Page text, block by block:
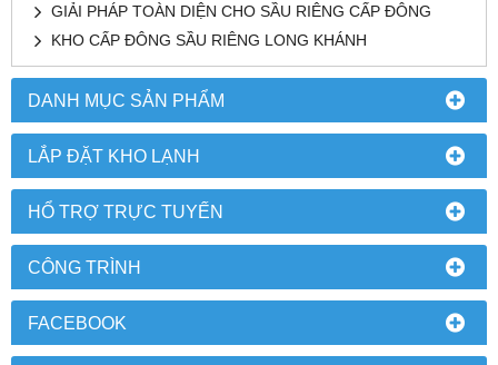
DANH MỤC SẢN PHẨM
LẮP ĐẶT KHO LẠNH
HỔ TRỢ TRỰC TUYẾN
CÔNG TRÌNH
FACEBOOK
GIẢI PHÁP TOÀN DIỆN CHO SẦU RIÊNG CẤP ĐÔNG
KHO CẤP ĐÔNG SẦU RIÊNG LONG KHÁNH